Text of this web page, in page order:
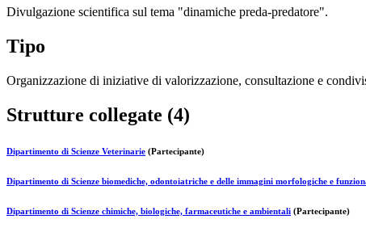
Divulgazione scientifica sul tema "dinamiche preda-predatore".
Tipo
Organizzazione di iniziative di valorizzazione, consultazione e
Strutture collegate (4)
Dipartimento di Scienze Veterinarie (Partecipante)
Dipartimento di Scienze biomediche, odontoiatriche e delle immagini morfologiche e
Dipartimento di Scienze chimiche, biologiche, farmaceutiche e ambientali (Partecipante)